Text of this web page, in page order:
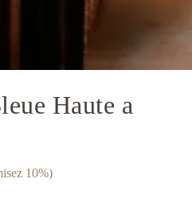
Haute a
10%)